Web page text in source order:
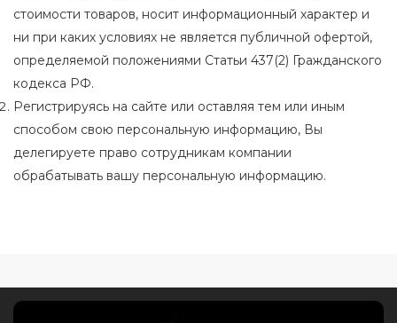
стоимости товаров, носит информационный характер и
ни при каких условиях не является публичной офертой,
определяемой положениями Статьи 437(2) Гражданского
кодекса РФ.
Регистрируясь на сайте или оставляя тем или иным
способом свою персональную информацию, Вы
делегируете право сотрудникам компании
обрабатывать вашу персональную информацию.